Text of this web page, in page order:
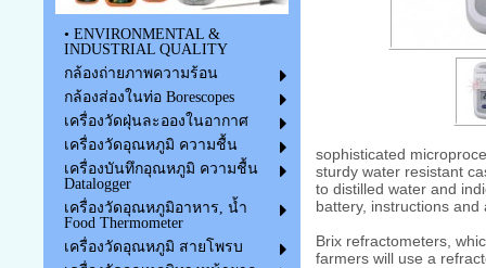
• ENVIRONMENTAL &
INDUSTRIAL QUALITY
กล้องถ่ายภาพความร้อน
กล้องส่องในท่อ Borescopes
เครื่องวัดฝุ่นละอองในอากาศ
เครื่องวัดอุณหภูมิ ความชื้น
เครื่องบันทึกอุณหภูมิ ความชื้น
Datalogger
เครื่องวัดอุณหภูมิอาหาร, น้ำ
Food Thermometer
เครื่องวัดอุณหภูมิ สายโพรบ
sophisticated
sturdy water resistant
to distilled water and
battery, instructions and
Brix refractometers,
farmers will use a